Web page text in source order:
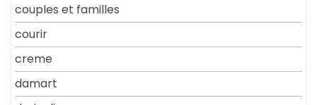
couples et familles
courir
creme
damart